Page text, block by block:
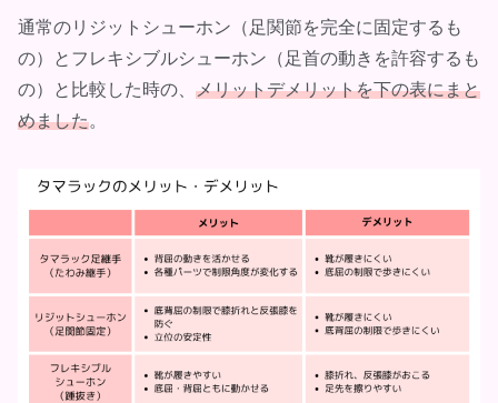
通常のリジットシューホン（足関節を完全に固定するも
の）とフレキシブルシューホン（足首の動きを許容するも
の）と比較した時の、 メリットデメリットを下の表にまと
めました。